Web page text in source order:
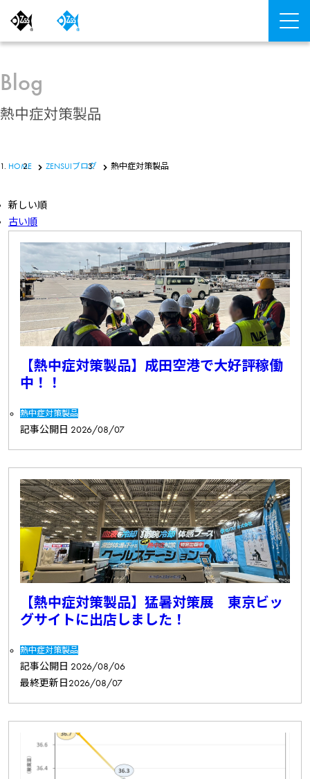
Blog
熱中症対策製品
HOME ZENSUIブログ 熱中症対策製品
新しい順
古い順
【熱中症対策製品】成田空港で大好評稼働
中！！
熱中症対策製品
記事公開日 2026/08/07
【熱中症対策製品】猛暑対策展 東京ビッ
グサイトに出店しました！
熱中症対策製品
記事公開日 2026/08/06
最終更新日 2026/08/07